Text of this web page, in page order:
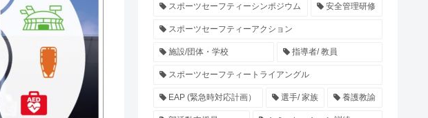
スポーツセーフティーシンポジウム 安全管理研修
スポーツセーフティーアクション
施設/団体・学校 指導者/ 教員
スポーツセーフティートライアングル
EAP (緊急時対応計画） 選手/ 家族 養護教諭